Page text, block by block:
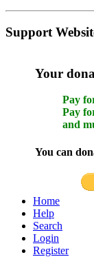
Support
Your
Pay
Pay
and
You can
Home
Help
Search
Login
Register